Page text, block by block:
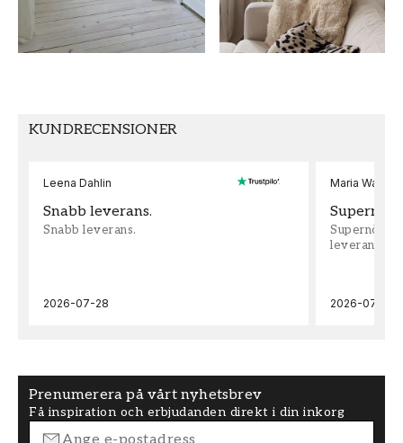
MÖNSTERPASSNING
Förskjuten
KUNDRECENSIONER
Leena Dahlin
Snabb leverans.
Snabb leverans.
2026-07-28
Maria
leveran,
2026-07-22
Prenumerera på vårt nyhetsbrev
Få inspiration och erbjudanden direkt i din inkorg